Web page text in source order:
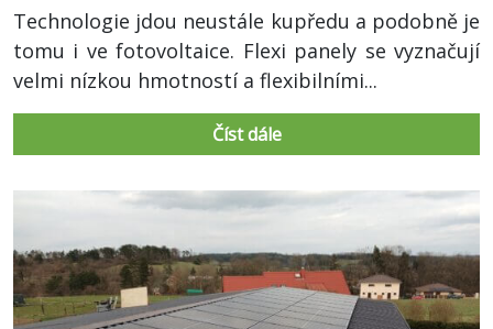
Technologie jdou neustále kupředu a podobně je
tomu i ve fotovoltaice. Flexi panely se vyznačují
velmi nízkou hmotností a flexibilními...
Číst dále